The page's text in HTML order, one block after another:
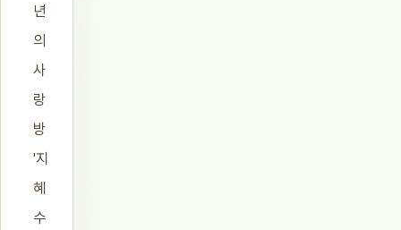
년
의
사
랑
방
'지
혜
수